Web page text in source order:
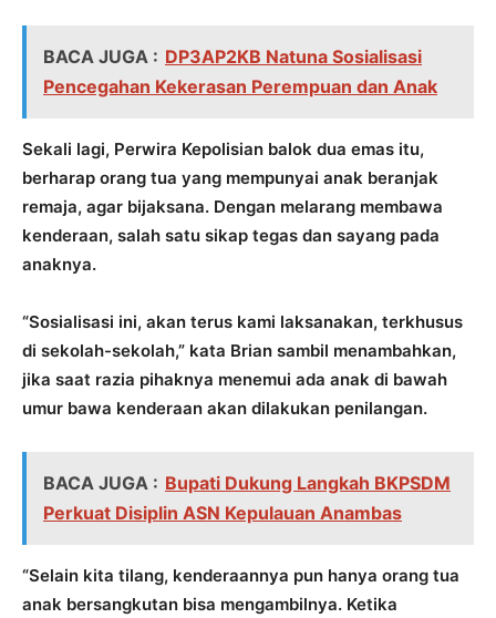
BACA JUGA : DP3AP2KB Natuna Sosialisasi
Pencegahan Kekerasan Perempuan dan Anak
Sekali lagi, Perwira Kepolisian balok dua emas itu,
berharap orang tua yang mempunyai anak beranjak
remaja, agar bijaksana. Dengan melarang membawa
kenderaan, salah satu sikap tegas dan sayang pada
anaknya.
“Sosialisasi ini, akan terus kami laksanakan, terkhusus
di sekolah-sekolah,” kata Brian sambil menambahkan,
jika saat razia pihaknya menemui ada anak di bawah
umur bawa kenderaan akan dilakukan penilangan.
BACA JUGA : Bupati Dukung Langkah BKPSDM
Perkuat Disiplin ASN Kepulauan Anambas
“Selain kita tilang, kenderaannya pun hanya orang tua
anak bersangkutan bisa mengambilnya. Ketika